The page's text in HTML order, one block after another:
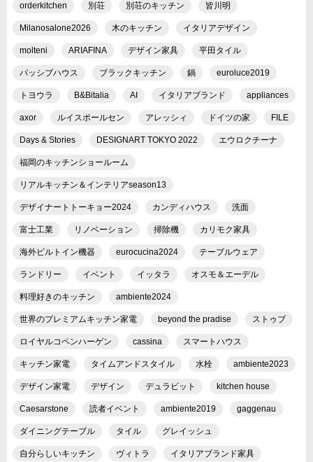
orderkitchen 別荘 別荘のキッチン 皆川明
Milanosalone2026 木のキッチン イタリアデザイン
molteni ARIAFINA デザイン家具 平田タイル
パッシブハウス ブラックキッチン 鍋 euroluce2019
トヨウラ B&Bitalia AI イタリアブランド appliances
axor ルイスポールセン アレッシィ ドイツの家 FILE
Days & Stories DESIGNART TOKYO 2022 エウロクチーナ
福岡のキッチンショールーム
リアルキッチン＆インテリアseason13
デザイナートトーキョー2024 カンディハウス 洗面
富士工業 リノベーション 掃除機 カリモク家具
海外ビルトイン機器 eurocucina2024 テーブルウェア
ランドリー イベント イッタラ オスモ＆エーデル
料理好きのキッチン ambiente2024
世界のプレミアムキッチン家電 beyond the pradise ストゥブ
ロイヤルコペンハーゲン cassina スマートハウス
キッチン家電 タイムアンドスタイル 水栓 ambiente2023
デザイン家電 デザイン デュラビット kitchen house
Caesarstone 読者イベント ambiente2019 gaggenau
ダイニングテーブル タイル グレイッシュ
自分らしいキッチン ヴィトラ イタリアブランド家具